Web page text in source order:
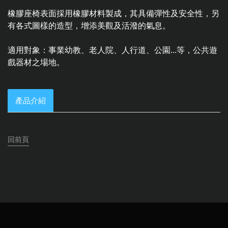
橡膠座椅表面採用橡膠材料製成，其具備彈性及安全性，另
有各式圖樣的造型，增添美觀及活潑的氣息。
適用對象：事業幼教、老人院、人行道、公園...等，公共遊
戲器材之場地。
產品介紹
回前頁